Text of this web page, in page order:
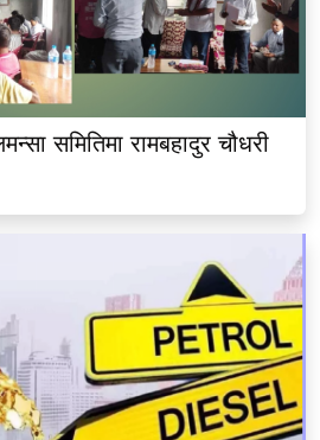
समितिमा रामबहादुर चौधरी